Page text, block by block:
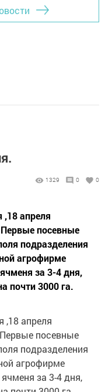
1329 0 0
,18 апреля
посевные
подразделения
агрофирме
за 3-4 дня,
почти 3000 га.
,18 апреля
посевные
подразделения
агрофирме
за 3-4 дня,